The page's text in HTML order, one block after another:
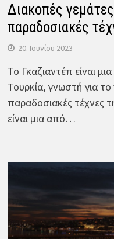
Διακοπές
παραδοσιακές
20. Ιουνίου 2023
Το Γκαζιαντέπ είναι
Τουρκία, γνωστή για
παραδοσιακές τέχνες
είναι μια από…